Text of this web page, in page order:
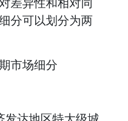
分可以划分为两
市场细分